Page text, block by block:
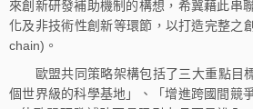
來創新研發補助機制的構想，希冀藉此串
化及非技術性創新等環節，以打造完整之
chain)。
歐盟共同策略架構包括了三大重點目
個世界級的科學基地」、「增進跨國間競